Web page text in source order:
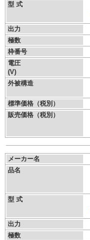
型 式
出力
極数
枠番号
電圧
(V)
外被構造
標準価格（税別）
販売価格（税別）
メーカー名
品名
型 式
出力
極数